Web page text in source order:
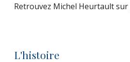
Retrouvez Michel Heurtault sur
L'histoire